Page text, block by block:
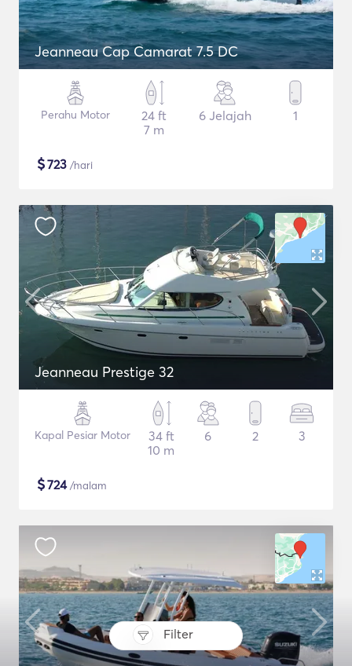
Filter
Jeanneau Cap Camarat 7.5 DC
Perahu Motor
24 ft
7 m
6 Jelajah 1
$723 /hari
Jeanneau Prestige 32
Kapal Pesiar Motor
34 ft
10 m
6 2 3
$724/malam